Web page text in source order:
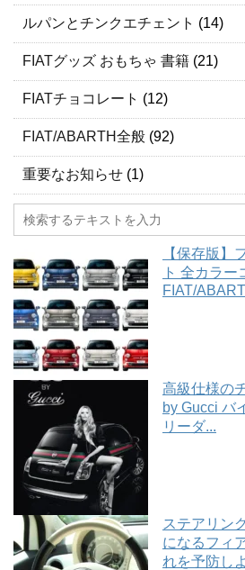
ルパンとチンクエチェント (14)
FIATグッズ おもちゃ 書籍 (21)
FIATチョコレート (12)
FIAT/ABARTH全般 (92)
重要なお知らせ (1)
【保存版】
ト 全カラー
FIAT/
高級仕様の
by Gucci バ
リーダ...
ステアリン
になるフィ
れを予防し